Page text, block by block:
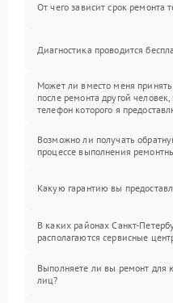
От чего зависит срок ремонта
Диагностика проводится
Может ли вместо меня принять
после ремонта другой
телефон которого я
Возможно ли получать
процессе выполнения
Какую гарантию вы
В каких районах Санкт-
располагаются сервисные
Выполняете ли вы ремонт для
лиц?